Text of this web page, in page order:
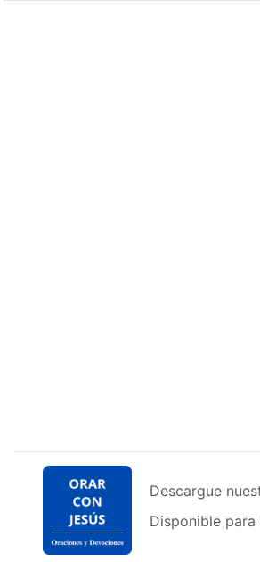
Descargue
Disponible para